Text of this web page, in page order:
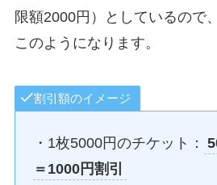
限額2000円）としているので
このようになります。
割引額のイメージ
・1枚5000円のチケット：
＝1000円割引